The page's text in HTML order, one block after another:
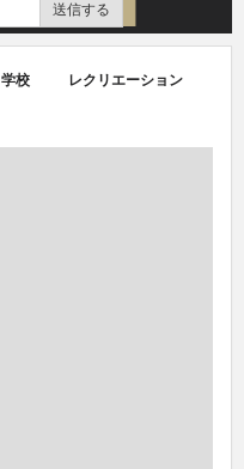
送信する
学校 レクリエーション